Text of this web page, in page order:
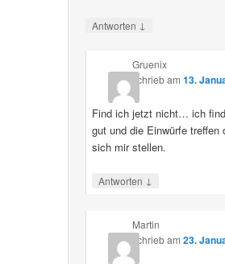
Antworten ↓
Gruenix
schriebam 13.
Find ich jetzt nicht… ich
gut und die Einwürfe treffen
sich mir stellen.
Antworten ↓
Martin
schriebam 23.